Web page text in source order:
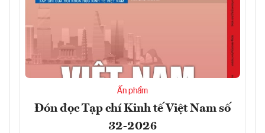
Ấn phẩm
Đón đọc Tạp chí Kinh tế Việt Nam số
32-2026